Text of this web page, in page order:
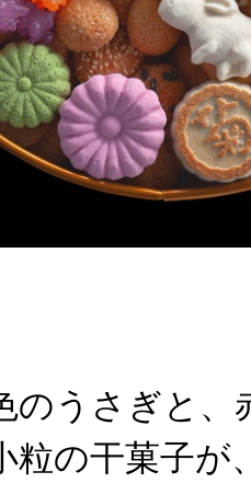
のうさぎと、
粒の干菓子が